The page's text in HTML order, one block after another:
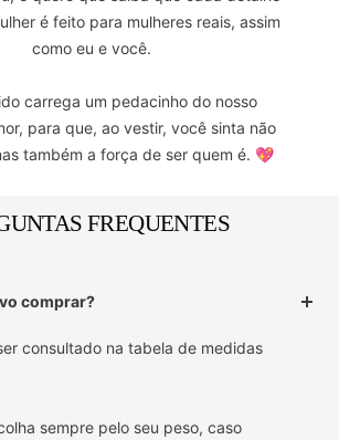
é feito para mulheres reais, assim
como eu e você.
carrega um pedacinho do nosso
para que, ao vestir, você sinta não
também a força de ser quem é. 💖
FREQUENTES
comprar?
consultado na tabela de medidas
sempre pelo seu peso, caso